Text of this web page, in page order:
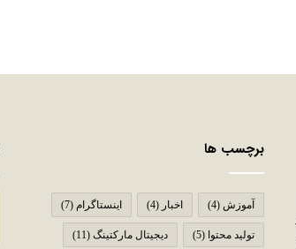
برچسب ها
آموزش (4) اخبار (4) اینستاگرام (7)
تولید محتوا (5) دیجیتال مارکتینگ (11)